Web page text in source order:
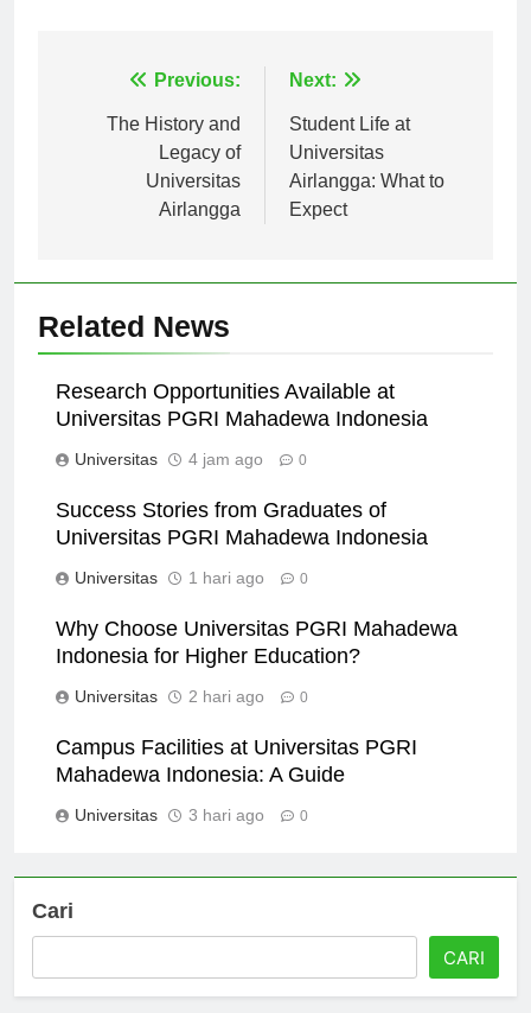
Navigasi
pos
Previous:
The History and
Legacy of
Universitas
Airlangga
Next:
Student Life at
Universitas
Airlangga: What to
Expect
Related News
Research Opportunities Available at
Universitas PGRI Mahadewa Indonesia
Universitas 4 jam ago 0
Success Stories from Graduates of
Universitas PGRI Mahadewa Indonesia
Universitas 1 hari ago 0
Why Choose Universitas PGRI Mahadewa
Indonesia for Higher Education?
Universitas 2 hari ago 0
Campus Facilities at Universitas PGRI
Mahadewa Indonesia: A Guide
Universitas 3 hari ago 0
Cari
CARI